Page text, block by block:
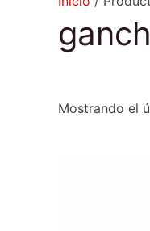
Mostrando el